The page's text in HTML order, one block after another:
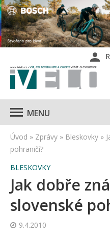
MENU
Úvod » Zprávy » Bleskovky »
pohraničí?
BLESKOVKY
Jak dobře
slovenské
9.4.2010